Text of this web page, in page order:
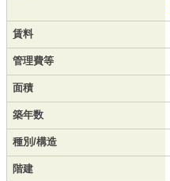
賃料
管理費等
面積
築年数
種別/構造
階建